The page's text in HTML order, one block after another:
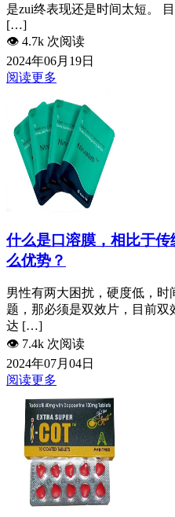
是zui终表现还是时间太短。
[…]
👁️ 4.7k 次阅读
2024年06月19日
阅读更多
什么是口溶膜，相比于
么优势？
男性有两大困扰，硬度低，
题，那必须是双效片，目前双
达 […]
👁️ 7.4k 次阅读
2024年07月04日
阅读更多